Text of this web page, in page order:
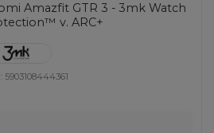
Amazfit GTR 3 - 3mk Watch
v. ARC+
5903108444361